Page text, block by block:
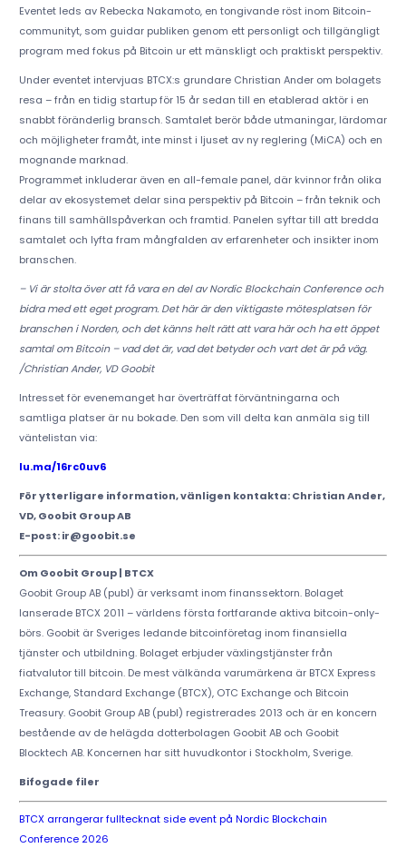
Eventet leds av Rebecka Nakamoto, en tongivande röst inom Bitcoin-
communityt, som guidar publiken genom ett personligt och tillgängligt
program med fokus på Bitcoin ur ett mänskligt och praktiskt perspektiv.
Under eventet intervjuas BTCX:s grundare Christian Ander om bolagets
resa – från en tidig startup för 15 år sedan till en etablerad aktör i en
snabbt föränderlig bransch. Samtalet berör både utmaningar, lärdomar
och möjligheter framåt, inte minst i ljuset av ny reglering (MiCA) och en
mognande marknad.
Programmet inkluderar även en all-female panel, där kvinnor från olika
delar av ekosystemet delar sina perspektiv på Bitcoin – från teknik och
finans till samhällspåverkan och framtid. Panelen syftar till att bredda
samtalet och lyfta fram mångfalden av erfarenheter och insikter inom
branschen.
– Vi är stolta över att få vara en del av Nordic Blockchain Conference och
bidra med ett eget program. Det här är den viktigaste mötesplatsen för
branschen i Norden, och det känns helt rätt att vara här och ha ett öppet
samtal om Bitcoin – vad det är, vad det betyder och vart det är på väg.
/Christian Ander, VD Goobit
Intresset för evenemanget har överträffat förväntningarna och
samtliga platser är nu bokade. Den som vill delta kan anmäla sig till
väntelistan via:
lu.ma/16rc0uv6
För ytterligare information, vänligen kontakta: Christian Ander,
VD, Goobit Group AB
E-post: ir@goobit.se
Om Goobit Group | BTCX
Goobit Group AB (publ) är verksamt inom finanssektorn. Bolaget
lanserade BTCX 2011 – världens första fortfarande aktiva bitcoin-only-
börs. Goobit är Sveriges ledande bitcoinföretag inom finansiella
tjänster och utbildning. Bolaget erbjuder växlingstjänster från
fiatvalutor till bitcoin. De mest välkända varumärkena är BTCX Express
Exchange, Standard Exchange (BTCX), OTC Exchange och Bitcoin
Treasury. Goobit Group AB (publ) registrerades 2013 och är en koncern
bestående av de helägda dotterbolagen Goobit AB och Goobit
Blocktech AB. Koncernen har sitt huvudkontor i Stockholm, Sverige.
Bifogade filer
BTCX arrangerar fulltecknat side event på Nordic Blockchain
Conference 2026